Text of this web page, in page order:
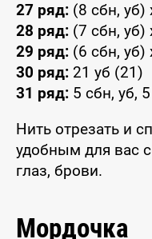
27 ряд: (8 сбн, уб)
28 ряд: (7 сбн, уб)
29 ряд: (6 сбн, уб)
30 ряд: 21 уб (21)
31 ряд: 5 сбн, уб,
Нить отрезать и
удобным для вас
глаз, брови.
Мордочка